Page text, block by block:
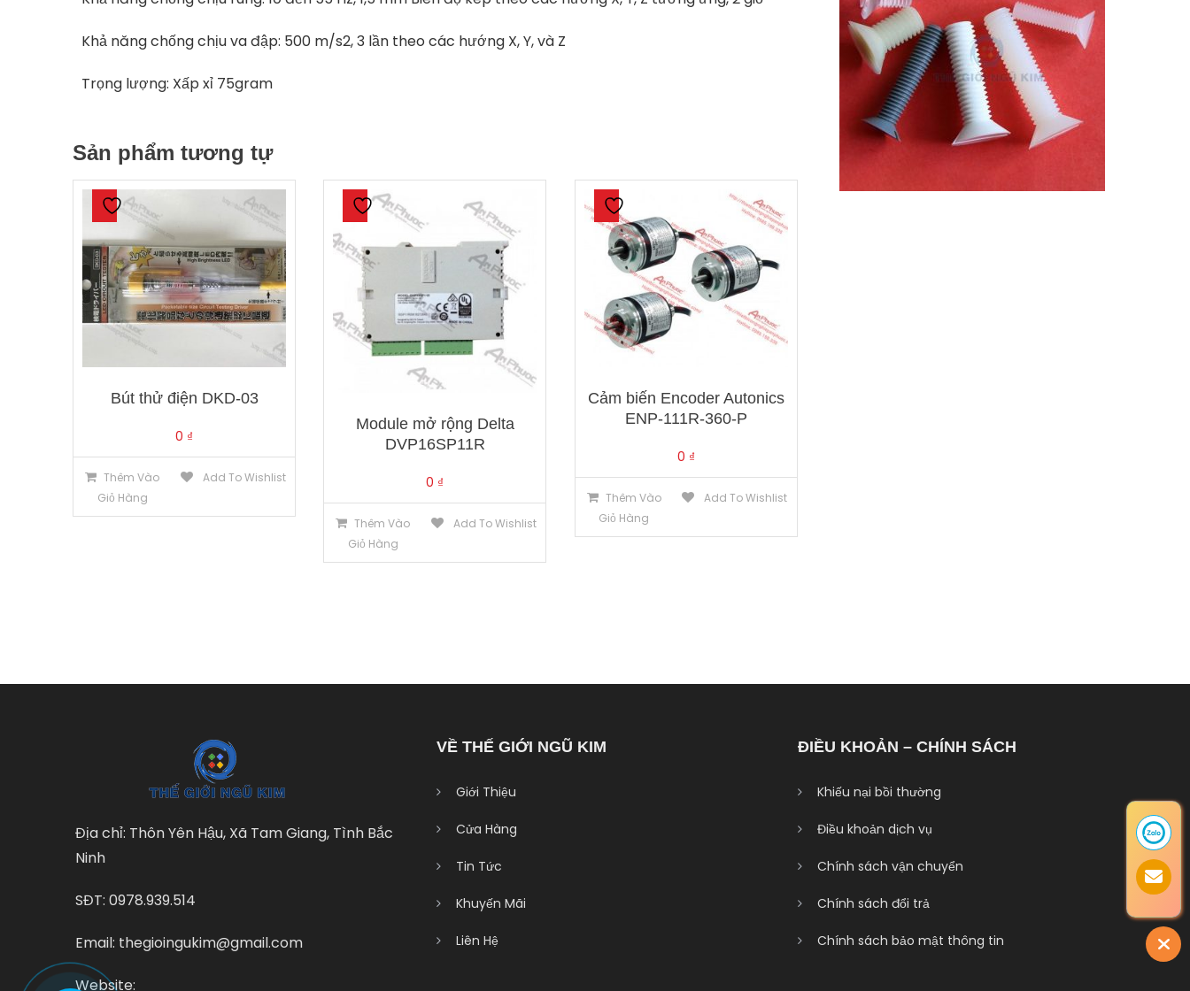
Khả năng chống chịu va đập: 500 m/s2, 3 lần theo các hướng X, Y, và Z
Trọng lượng: Xấp xỉ 75gram
Sản phẩm tương tự
Bút thử điện DKD-03
0 ₫
Thêm Vào
Giỏ Hàng
Add To Wishlist
Module mở rộng Delta
DVP16SP11R
0 ₫
Thêm Vào
Giỏ Hàng
Add To Wishlist
Cảm biến Encoder Autonics
ENP-111R-360-P
0 ₫
Thêm Vào
Giỏ Hàng
Add To Wishlist
Địa chỉ: Thôn Yên Hậu, Xã Tam Giang, Tình Bắc
Ninh
SĐT: 0978.939.514
Email: thegioingukim@gmail.com
Website:
VỀ THẾ GIỚI NGŨ KIM
Giới Thiệu
Cửa Hàng
Tin Tức
Khuyến Mãi
Liên Hệ
ĐIỀU KHOẢN – CHÍNH SÁCH
Khiếu nại bồi thường
Điều khoản dịch vụ
Chính sách vận chuyển
Chính sách đổi trả
Chính sách bảo mật thông tin